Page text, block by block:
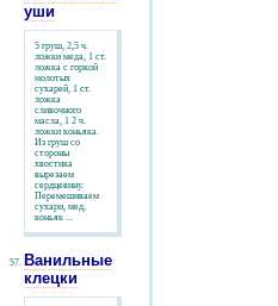
уши
5 груш, 2,5 ч.
ложки меда, 1 ст.
ложка с горкой
молотых
сухарей, 1 ст.
ложка
сливочного
масла, 1 2 ч.
ложки коньяка.
Из груш со
стороны
хвостика
вырезаем
сердцевину.
Перемешиваем
сухари, мед,
коньяк ...
Ванильные
клецки